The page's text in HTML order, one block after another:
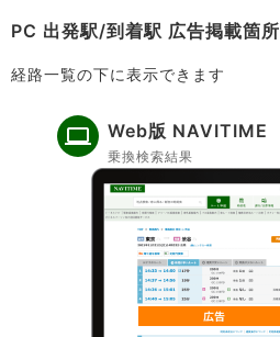
PC 出発駅/到着駅 広告掲載箇所
経路一覧の下に表示できます
Web版 NAVITIME
乗換検索結果